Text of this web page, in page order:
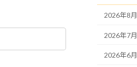
2026年8月
2026年7月
2026年6月